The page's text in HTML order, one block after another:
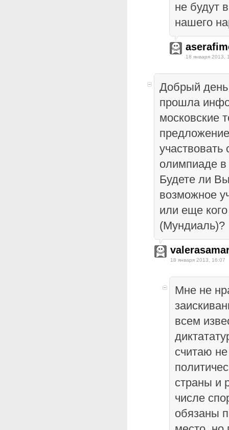
не будут
нашего
18 января 2013,
Добрый день
прошла
московские
олимпиаде
Будете ли
возможное
или еще
(Мундиаль)?
18 января 2013, 16:07
Мне не
всем
считаю
страны и
числе
обязаны